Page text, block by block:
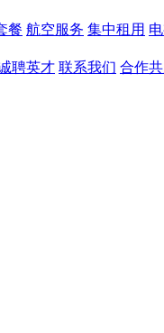
餐 航空服务 集中租用
聘英才 联系我们 合作